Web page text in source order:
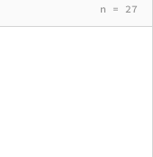
n = 27